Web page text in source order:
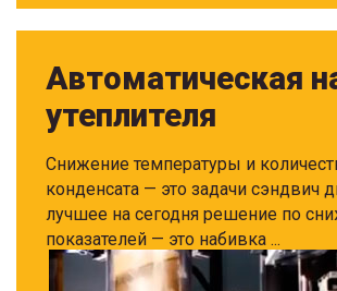
Автоматическая
утеплителя
Снижение температуры и
конденсата — это задачи сэндвич
лучшее на сегодня решение по
показателей — это набивка ...